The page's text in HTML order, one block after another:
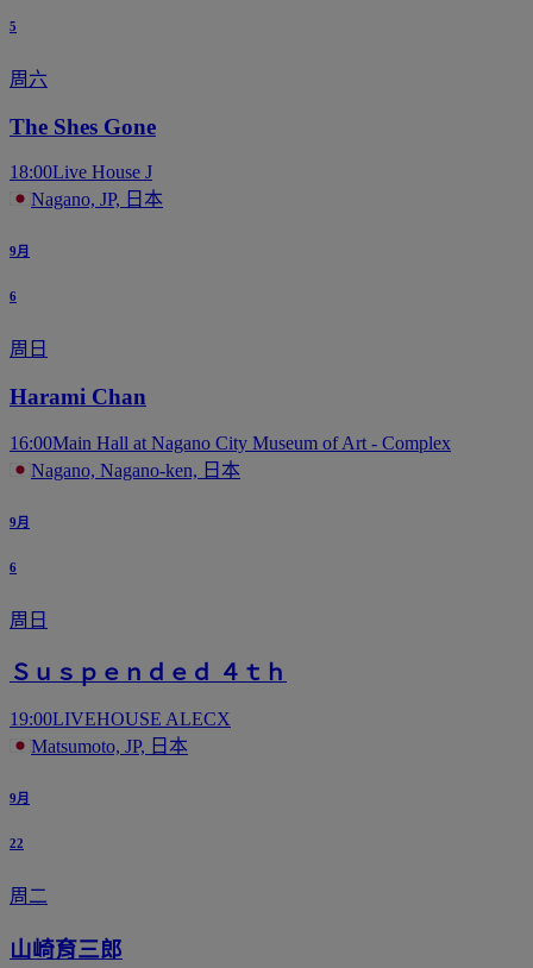
5
周六
The Shes Gone
18:00Live House J
Nagano, JP, 日本
9月
6
周日
Harami Chan
16:00Main Hall at Nagano City Museum of Art - Complex
Nagano, Nagano-ken, 日本
9月
6
周日
Ｓｕｓｐｅｎｄｅｄ ４ｔｈ
19:00LIVEHOUSE ALECX
Matsumoto, JP, 日本
9月
22
周二
山崎育三郎